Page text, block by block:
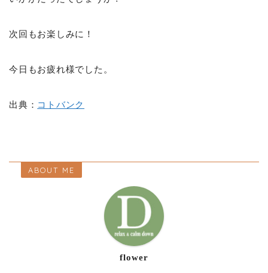
次回もお楽しみに！
今日もお疲れ様でした。
出典： コトバンク
ABOUT ME
flower